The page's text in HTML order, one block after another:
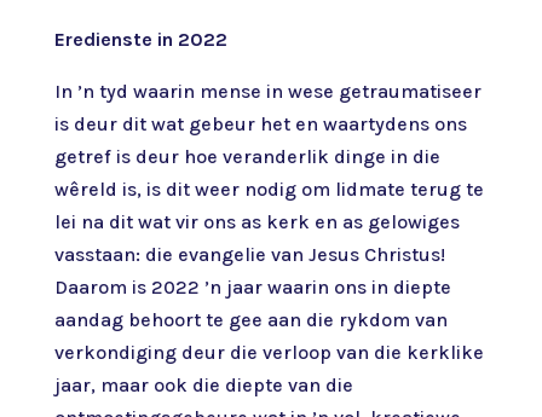
Eredienste in 2022
In ’n tyd waarin mense in wese getraumatiseer
is deur dit wat gebeur het en waartydens ons
getref is deur hoe veranderlik dinge in die
wêreld is, is dit weer nodig om lidmate terug te
lei na dit wat vir ons as kerk en as gelowiges
vasstaan: die evangelie van Jesus Christus!
Daarom is 2022 ’n jaar waarin ons in diepte
aandag behoort te gee aan die rykdom van
verkondiging deur die verloop van die kerklike
jaar, maar ook die diepte van die